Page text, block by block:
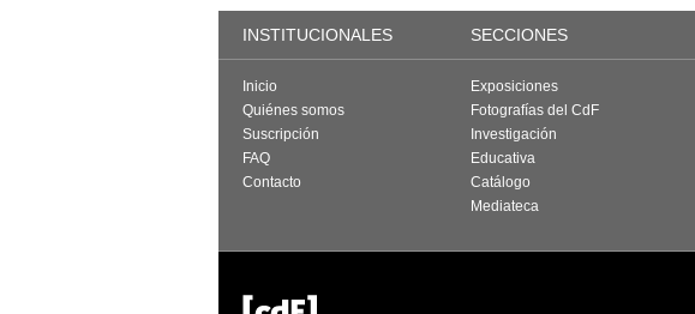
INSTITUCIONALES SECCIONES
Inicio
Quiénes somos
Suscripción
FAQ
Contacto
Exposiciones
Fotografías del CdF
Investigación
Educativa
Catálogo
Mediateca